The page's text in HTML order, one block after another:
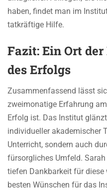
haben, findet man im
tatkräftige Hilfe.
Fazit: Ein Ort
des Erfolgs
Zusammenfassend lässt
zweimonatige Erfahrung am
Erfolg ist. Das Institut
individueller akademischer
Unterricht, sondern auch
fürsorgliches Umfeld.
tiefen Dankbarkeit für
besten Wünschen für das